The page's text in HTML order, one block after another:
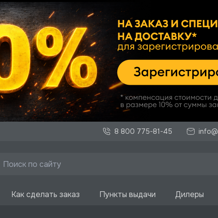
8 800 775-81-45
Как сделать заказ Пункты выдачи Дилеры